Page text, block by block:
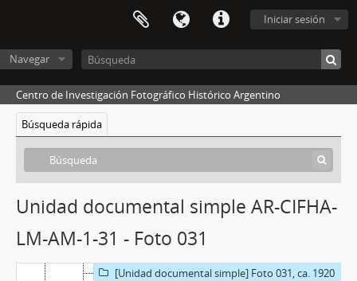
Iniciar sesión
Navegar
Centro de Investigación Fotográfico Histórico Argentino
Búsqueda rápida
Unidad documental simple AR-CIFHA-
LM-AM-1-31 - Foto 031
[Unidad documental simple] Foto 018, ca. 1920
[Unidad documental simple] Foto 020, ca. 1920
[Unidad documental simple] Foto 021, ca. 1920
[Unidad documental simple] Foto 022, ca. 1920
[Unidad documental simple] Foto 024, ca. 1920
[Unidad documental simple] Foto 025, ca. 1920
[Unidad documental simple] Foto 027, ca. 1920
[Unidad documental simple] Foto 028, ca. 1920
[Unidad documental simple] Foto 029, ca. 1920
[Unidad documental simple] Foto 031, ca. 1920